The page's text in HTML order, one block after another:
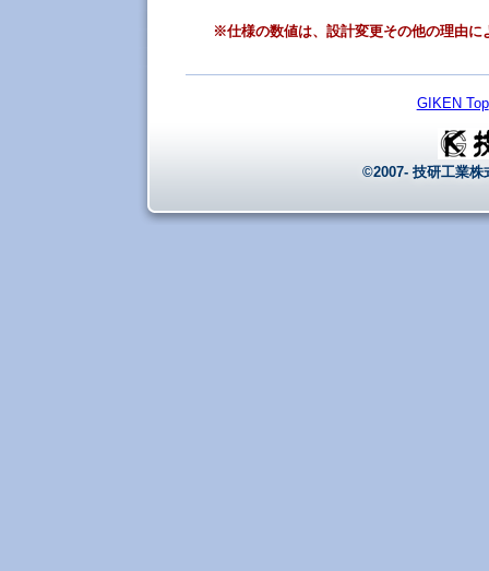
※仕様の数値は、設計変更その他の理由に
GIKEN Top
©2007- 技研工業